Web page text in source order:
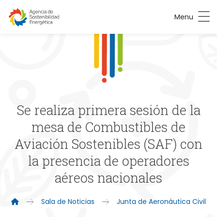
Menu
Se realiza primera sesión de la
mesa de Combustibles de
Aviación Sostenibles (SAF) con
la presencia de operadores
aéreos nacionales
Sala de Noticias Junta de Aeronáutica Civil